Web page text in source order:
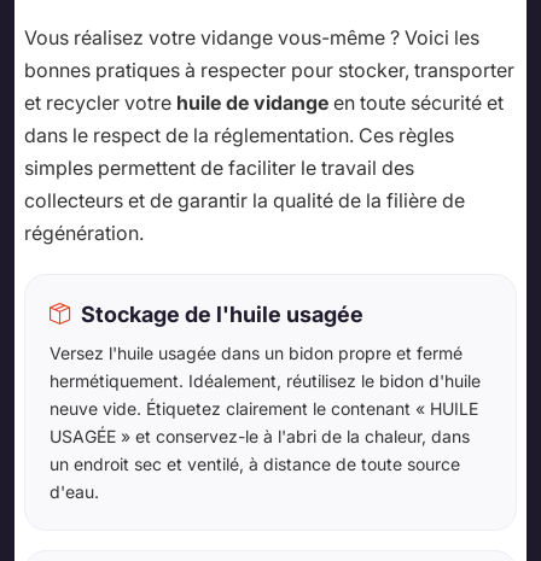
Vous réalisez votre vidange vous-même ? Voici les
bonnes pratiques à respecter pour stocker, transporter
et recycler votre huile de vidange en toute sécurité et
dans le respect de la réglementation. Ces règles
simples permettent de faciliter le travail des
collecteurs et de garantir la qualité de la filière de
régénération.
Stockage de l'huile usagée
Versez l'huile usagée dans un bidon propre et fermé
hermétiquement. Idéalement, réutilisez le bidon d'huile
neuve vide. Étiquetez clairement le contenant « HUILE
USAGÉE » et conservez-le à l'abri de la chaleur, dans
un endroit sec et ventilé, à distance de toute source
d'eau.